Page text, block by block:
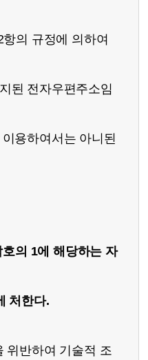
의 규정에 의하여
된 전자우편주소임
용하여서는 아니된
의 1에 해당하는 자
처한다.
위반하여 기술적 조